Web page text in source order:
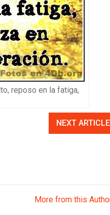
reposo en la fatiga,
NEXT
More from this